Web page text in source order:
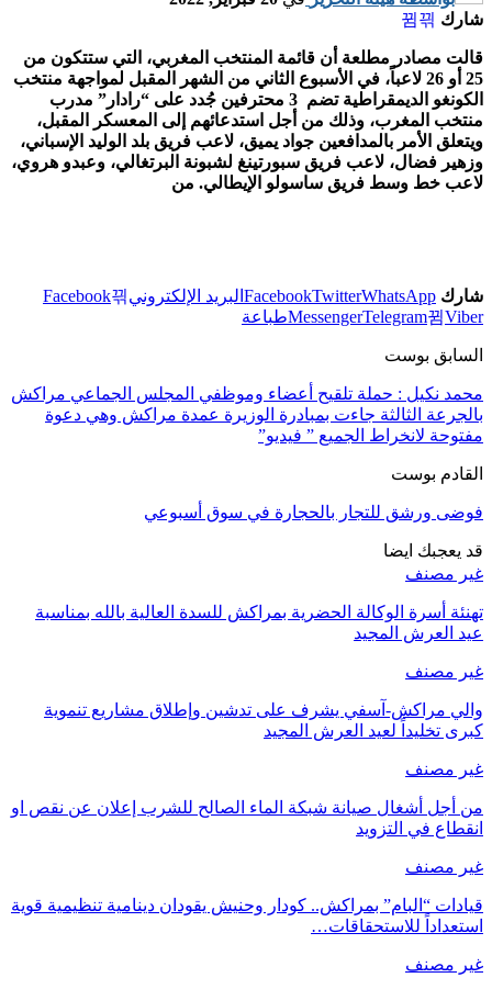
شارك
قالت مصادر مطلعة أن قائمة المنتخب المغربي، التي ستتكون من
25 أو 26 لاعباً، في الأسبوع الثاني من الشهر المقبل لمواجهة منتخب
الكونغو الديمقراطية تضم 3 محترفين جُدد على “رادار” مدرب
منتخب المغرب، وذلك من أجل استدعائهم إلى المعسكر المقبل،
ويتعلق الأمر بالمدافعين جواد يميق، لاعب فريق بلد الوليد الإسباني،
وزهير فضال، لاعب فريق سبورتينغ لشبونة البرتغالي، وعبدو هروي،
لاعب خط وسط فريق ساسولو الإيطالي. من
شارك FacebookTwitterWhatsApp البريد الإلكتروني
Facebook
MessengerTelegram Viber طباعة
السابق بوست
محمد نكيل : حملة تلقيح أعضاء وموظفي المجلس الجماعي مراكش
بالجرعة الثالثة جاءت بمبادرة الوزيرة عمدة مراكش وهي دعوة
مفتوحة لانخراط الجميع ” فيديو”
القادم بوست
فوضى ورشق للتجار بالحجارة في سوق أسبوعي
قد يعجبك ايضا
غير مصنف
تهنئة أسرة الوكالة الحضرية بمراكش للسدة العالية بالله بمناسبة
عيد العرش المجيد
غير مصنف
والي مراكش-آسفي يشرف على تدشين وإطلاق مشاريع تنموية
كبرى تخليداً لعيد العرش المجيد
غير مصنف
من أجل أشغال صيانة شبكة الماء الصالح للشرب إعلان عن نقص او
انقطاع في التزويد
غير مصنف
قيادات “البام” بمراكش.. كودار وحنيش يقودان دينامية تنظيمية قوية
استعداداً للاستحقاقات…
غير مصنف